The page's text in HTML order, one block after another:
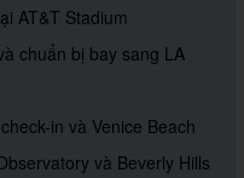
AT&T Stadium
chuẩn bị bay sang LA
in và Venice Beach
và Beverly Hills